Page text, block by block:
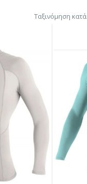
Ταξινόμηση κατά